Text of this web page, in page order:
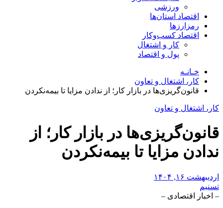
ورزشی
اقتصاد استان‌ها
رمزارزها
اقتصاد کسب‌و‌کار
کار و اشتغال
پول و اقتصاد
خـانـه
کار، اشتغال و تعاون
قانون‌گریزی‌ها در بازار کار؛ از ندادن مزایا تا بیمه‌نکردن
کار، اشتغال و تعاون
قانون‌گریزی‌ها در بازار کار؛ از
ندادن مزایا تا بیمه‌نکردن
اردیبهشت ۱۶, ۱۴۰۴
تسنیم
– اخبار اقتصادی –